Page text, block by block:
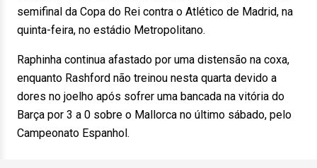
semifinal da Copa do Rei contra o Atlético de Madrid, na
quinta-feira, no estádio Metropolitano.
Raphinha continua afastado por uma distensão na coxa,
enquanto Rashford não treinou nesta quarta devido a
dores no joelho após sofrer uma bancada na vitória do
Barça por 3 a 0 sobre o Mallorca no último sábado, pelo
Campeonato Espanhol.